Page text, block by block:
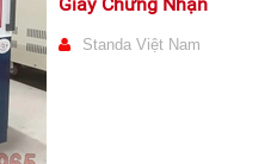
Standa Việt Nam